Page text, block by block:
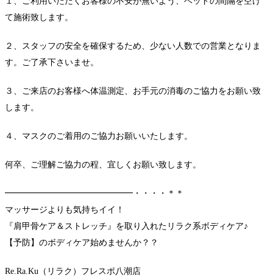
て施術致します。
２、スタッフの安全を確保するため、少ない人数での営業となりま
す。ご了承下さいませ。
３、ご来店のお客様へ体温測定、お手元の消毒のご協力をお願い致
します。
４、マスクのご着用のご協力お願いいたします。
何卒、ご理解ご協力の程、宜しくお願い致します。
━━━━━━━━━━━━━━━・・・・＊＊
マッサージよりも気持ちイイ！
『肩甲骨ケア＆ストレッチ』を取り入れたリラク系ボディケア♪
【予防】のボディケア始めませんか？？
Re.Ra.Ku（リラク）フレスポ八潮店